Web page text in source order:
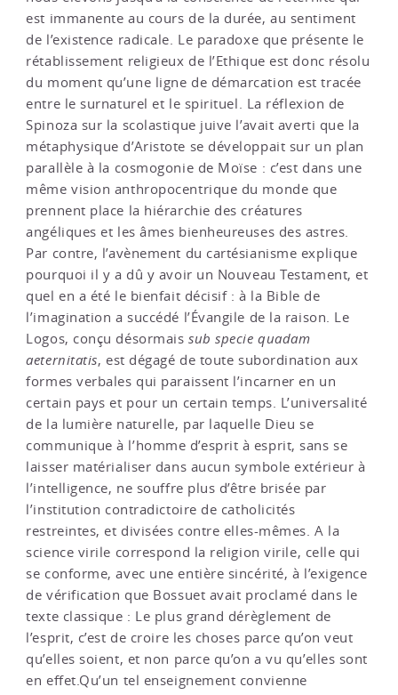
sub specie quadam
aeternitatis, est dégagé de toute subordination aux
formes verbales qui paraissent l’incarner en un
certain pays et pour un certain temps. L’universalité
de la lumière naturelle, par laquelle Dieu se
communique à l’homme d’esprit à esprit, sans se
laisser matérialiser dans aucun symbole extérieur à
l’intelligence, ne souffre plus d’être brisée par
l’institution contradictoire de catholicités
restreintes, et divisées contre elles-mêmes. A la
science virile correspond la religion virile, celle qui
se conforme, avec une entière sincérité, à l’exigence
de vérification que Bossuet avait proclamé dans le
texte classique : Le plus grand dérèglement de
l’esprit, c’est de croire les choses parce qu’on veut
qu’elles soient, et non parce qu’on a vu qu’elles sont
en effet.Qu’un tel enseignement convienne